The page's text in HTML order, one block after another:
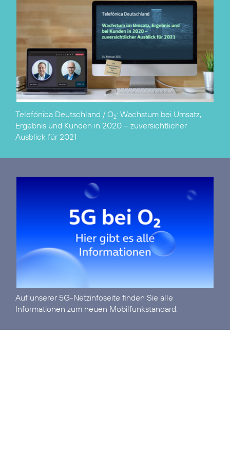
Telefónica Deutschland / O2: Wachstum bei Umsatz,
Ergebnis und Kunden in 2020 – zuversichtlicher
Ausblick für 2021
Auf unserer 5G-Netzinfoseite finden Sie alle
Informationen zum neuen Mobilfunkstandard.